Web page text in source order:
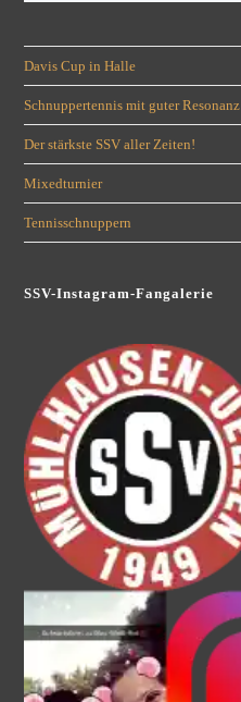
Davis Cup in Halle
Schnuppertennis mit guter Resonanz
Der stärkste SSV aller Zeiten!
Mixedturnier
Tennisschnuppern
SSV-Instagram-Fangalerie